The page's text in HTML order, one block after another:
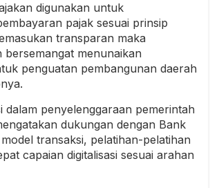
digunakan untuk
pajak sesuai prinsip
transparan maka
bersemangat menunaikan
penguatan pembangunan daerah
dalam penyelenggaraan pemerintah
dukungan dengan Bank
transaksi, pelatihan-pelatihan
capaian digitalisasi sesuai arahan